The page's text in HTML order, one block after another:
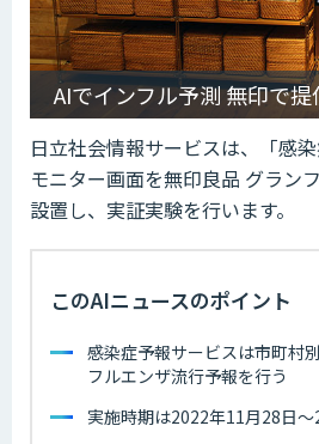
AIでインフル予測 無印で提
日立社会情報サービスは、「感
モニター画面を無印良品 グラン
設置し、実証実験を行います。
このAIニュースのポイント
感染症予報サービスは市町村
フルエンザ流行予報を行う
実施時期は2022年11月28日